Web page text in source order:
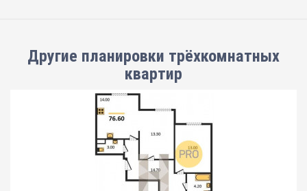
Другие планировки трёхкомнатных
квартир